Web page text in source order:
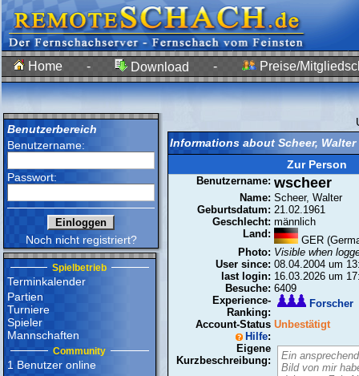
Home - Download - Preise/
Benutzerbereich
Benutzername:
Passwort:
Noch nicht registriert?
Spielbetrieb
Terminkalender
Partien
Turniere
Spieler
Mannschaften
Community
1 Benutzer online
Informations about Scheer,
Zur Person
Benutzername: wscheer
Name: Scheer, Walter
Geburtsdatum: 21.02.1961
Geschlecht: männlich
Land:
GER
Photo: Visible when
User since: 08.04.2004 um
last login: 16.03.2026 um
Besuche: 6409
Experience-
Ranking:
Forscher
Account-Status
Hilfe:
Unbestätigt
Eigene
Kurzbeschreibung:
Ein
Bild von mir